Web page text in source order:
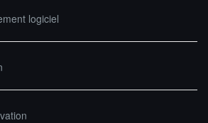
logiciel